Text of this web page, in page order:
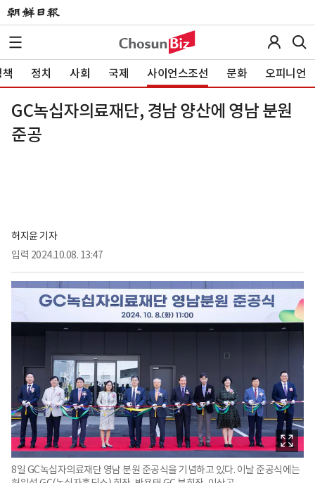
정치 사회 국제 사이언스조선 문화 오피니언
GC녹십자의료재단, 경남 양산에 영남 분원
준공
허지윤 기자
입력 2024.10.08. 13:47
8일 GC녹십자의료재단 영남 분원 준공식을 기념하고 있다. 이날 준공식에는